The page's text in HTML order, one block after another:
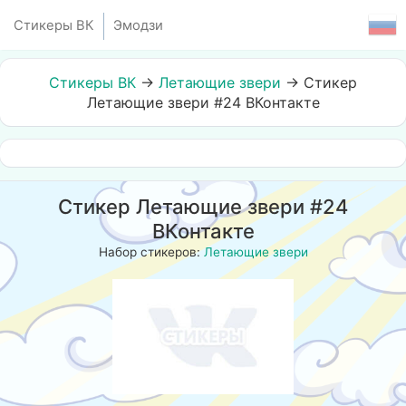
Стикеры ВК Эмодзи
Стикеры ВК → Летающие звери → Стикер
Летающие звери #24 ВКонтакте
Стикер Летающие звери #24
ВКонтакте
Набор стикеров:Летающие звери